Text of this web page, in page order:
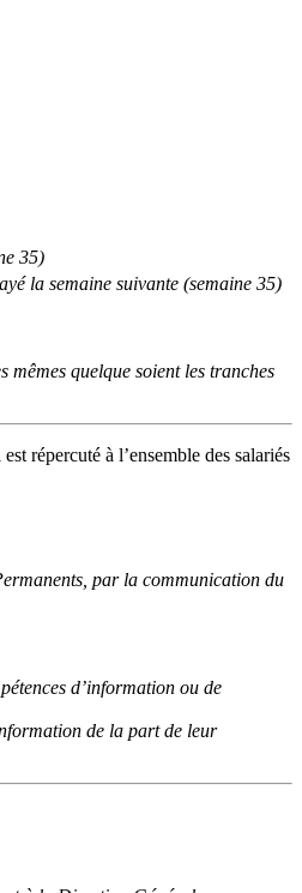
35)
la semaine suivante (semaine 35)
quelque soient les tranches
répercuté à l’ensemble des salariés
par la communication du
d’information ou de
de la part de leur